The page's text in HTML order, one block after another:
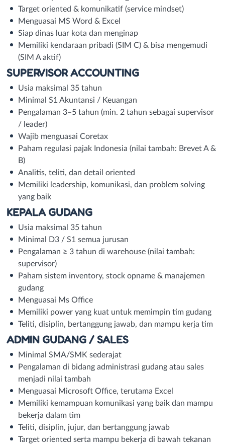
Target oriented & komunikatif (service mindset)
Menguasai MS Word & Excel
Siap dinas luar kota dan menginap
Memiliki kendaraan pribadi (SIM C) & bisa mengemudi
(SIM A aktif)
SUPERVISOR ACCOUNTING
Usia maksimal 35 tahun
Minimal S1 Akuntansi / Keuangan
Pengalaman 3–5 tahun (min. 2 tahun sebagai supervisor
/ leader)
Wajib menguasai Coretax
Paham regulasi pajak Indonesia (nilai tambah: Brevet A &
B)
Analitis, teliti, dan detail oriented
Memiliki leadership, komunikasi, dan problem solving
yang baik
KEPALA GUDANG
Usia maksimal 35 tahun
Minimal D3 / S1 semua jurusan
Pengalaman ≥ 3 tahun di warehouse (nilai tambah:
supervisor)
Paham sistem inventory, stock opname & manajemen
gudang
Menguasai Ms Office
Memiliki power yang kuat untuk memimpin tim gudang
Teliti, disiplin, bertanggung jawab, dan mampu kerja tim
ADMIN GUDANG / SALES
Minimal SMA/SMK sederajat
Pengalaman di bidang administrasi gudang atau sales
menjadi nilai tambah
Menguasai Microsoft Office, terutama Excel
Memiliki kemampuan komunikasi yang baik dan mampu
bekerja dalam tim
Teliti, disiplin, jujur, dan bertanggung jawab
Target oriented serta mampu bekerja di bawah tekanan